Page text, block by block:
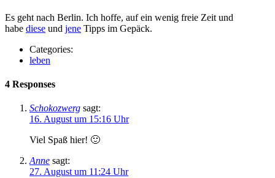
Es geht nach Berlin. Ich hoffe, auf ein wenig freie Zeit und
habe diese und jene Tipps im Gepäck.
Categories:
leben
4 Responses
Schokozwerg sagt:
16. August um 15:16 Uhr
Viel Spaß hier! 🙂
Anne sagt:
27. August um 11:24 Uhr